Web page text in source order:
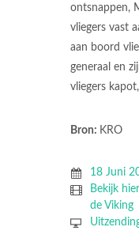
ontsnappen,
vliegers vast
aan boord
generaal en
vliegers
Bron: KRO
18 Juni
Bekijk
de Viking